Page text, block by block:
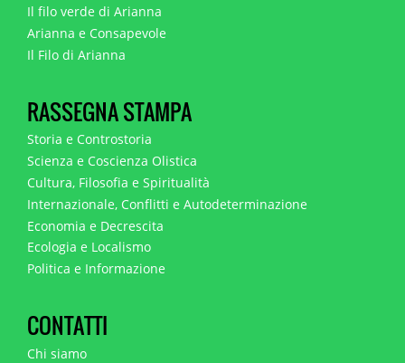
Il filo verde di Arianna
Arianna e Consapevole
Il Filo di Arianna
RASSEGNA STAMPA
Storia e Controstoria
Scienza e Coscienza Olistica
Cultura, Filosofia e Spiritualità
Internazionale, Conflitti e Autodeterminazione
Economia e Decrescita
Ecologia e Localismo
Politica e Informazione
CONTATTI
Chi siamo